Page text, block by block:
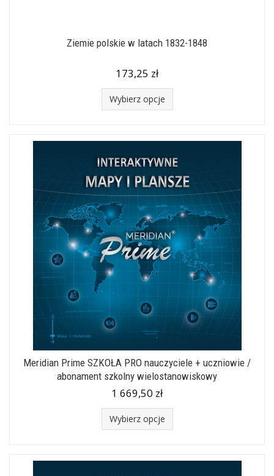
Ziemie polskie w latach 1832-1848
173,25 zł
Wybierz opcje
Meridian Prime SZKOŁA PRO nauczyciele + uczniowie /
abonament szkolny wielostanowiskowy
1 669,50 zł
Wybierz opcje